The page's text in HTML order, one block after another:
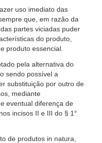
uso imediato das
que, em razão da
partes viciadas puder
do produto,
produto essencial.
pela alternativa do
sendo possível a
substituição por outro de
mediante
eventual diferença de
incisos II e III do § 1°
de produtos in natura,